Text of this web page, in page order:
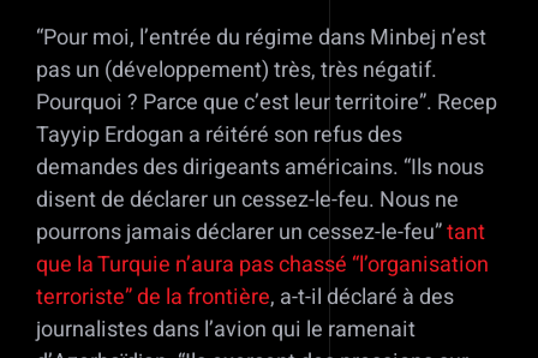
“Pour moi, l’entrée du régime dans Minbej n’est
pas un (développement) très, très négatif.
Pourquoi ? Parce que c’est leur territoire”. Recep
Tayyip Erdogan a réitéré son refus des
demandes des dirigeants américains. “Ils nous
disent de déclarer un cessez-le-feu. Nous ne
pourrons jamais déclarer un cessez-le-feu”tant
que la Turquie n’aura pas chassé “l’organisation
terroriste” de la frontière, a-t-il déclaré à des
journalistes dans l’avion qui le ramenait